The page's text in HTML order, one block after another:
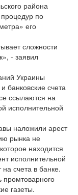
района
по
его
сложности
- заявил
Украины
банковские счета
ссылаются на
исполнительной
наложили арест
рынка не
находится
исполнительной
счета в банке.
газеты.